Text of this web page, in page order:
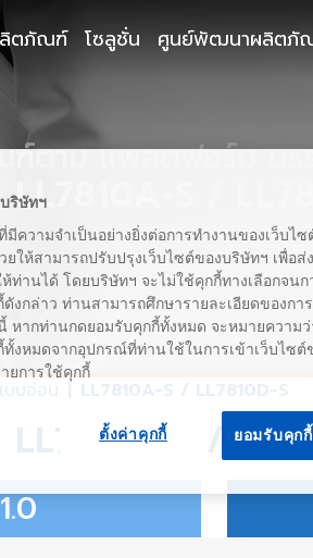
ตภัณฑ์ โซลูชั่น ศูนย์พัฒนาผลิตภั
ตาม แพลตฟอร์ม บ
LL7810A-S /
บอ่อน LL7810A-S / LL7810D-S
LL7810A-S /
ริษัทฯ
ความจำเป็นอย่างยิ่งต่อการทำงานของเว็บไ
ยให้สามารถปรับปรุงเว็บไซต์ของบริษัทฯ เพื่อ
ท่านได้ โดยบริษัทฯ จะไม่ใช้คุกกี้ทางเลือกจน
ดังกล่าว ท่านสามารถศึกษารายละเอียดของกา
หากท่านกดยอมรับคุกกี้ทั้งหมด จะหมายความ
ทั้งหมดจากอุปกรณ์ที่ท่านใช้ในการเข้าเว็บไซ
ยการใช้คุกกี้
ยอมรับคุก
ตั้งค่าคุกกี้